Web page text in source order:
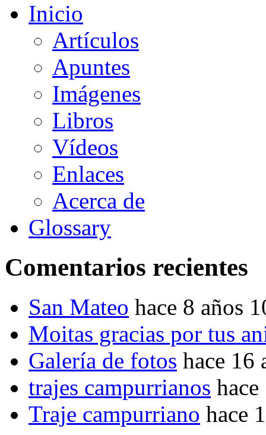
Inicio
Artículos
Apuntes
Imágenes
Libros
Vídeos
Enlaces
Acerca de
Glossary
Comentarios recientes
San Mateo hace 8 años
Moitas gracias por tus
Galería de fotos hace 16
trajes campurrianos
Traje campurriano hace